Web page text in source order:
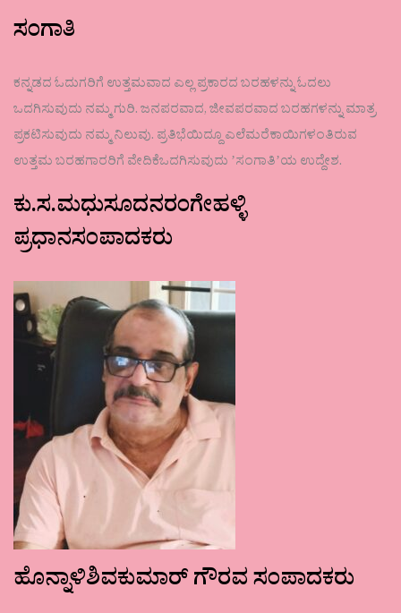
ಸಂಗಾತಿ
ಕನ್ನಡದ ಓದುಗರಿಗೆ ಉತ್ತಮವಾದ ಎಲ್ಲ ಪ್ರಕಾರದ ಬರಹಳನ್ನು ಓದಲು
ಒದಗಿಸುವುದು ನಮ್ಮ ಗುರಿ. ಜನಪರವಾದ, ಜೀವಪರವಾದ ಬರಹಗಳನ್ನು ಮಾತ್ರ
ಪ್ರಕಟಿಸುವುದು ನಮ್ಮ ನಿಲುವು. ಪ್ರತಿಭೆಯಿದ್ದೂ ಎಲೆಮರೆಕಾಯಿಗಳಂತಿರುವ
ಉತ್ತಮ ಬರಹಗಾರರಿಗೆ ವೇದಿಕೆಒದಗಿಸುವುದು ʼಸಂಗಾತಿʼಯ ಉದ್ದೇಶ.
ಕು.ಸ.ಮಧುಸೂದನರಂಗೇಹಳ್ಳಿ
ಪ್ರಧಾನಸಂಪಾದಕರು
ಹೊನ್ನಾಳಿಶಿವಕುಮಾರ್ ಗೌರವ ಸಂಪಾದಕರು